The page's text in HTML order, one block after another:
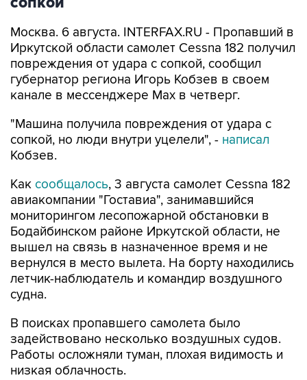
Москва. 6 августа. INTERFAX.RU - Пропавший в
Иркутской области самолет Cessna 182 получил
повреждения от удара с сопкой, сообщил
губернатор региона Игорь Кобзев в своем
канале в мессенджере Мах в четверг.
"Машина получила повреждения от удара с
сопкой, но люди внутри уцелели", - написал
Кобзев.
Как сообщалось, 3 августа самолет Cessna 182
авиакомпании "Гоставиа", занимавшийся
мониторингом лесопожарной обстановки в
Бодайбинском районе Иркутской области, не
вышел на связь в назначенное время и не
вернулся в место вылета. На борту находились
летчик-наблюдатель и командир воздушного
судна.
В поисках пропавшего самолета было
задействовано несколько воздушных судов.
Работы осложняли туман, плохая видимость и
низкая облачность.